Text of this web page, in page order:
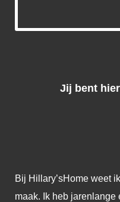
Jij bent
Bij Hillary’sHome weet
maak. Ik heb jarenlange